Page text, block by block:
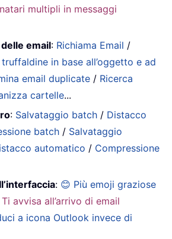
multipli in messaggi
email: Richiama Email /
in base all’oggetto e ad
email duplicate / Ricerca
cartelle...
: Salvataggio batch / Distacco
batch / Salvataggio
automatico / Compressione
: 😊 Più emoji graziose
Ti avvisa all’arrivo di email
a icona Outlook invece di